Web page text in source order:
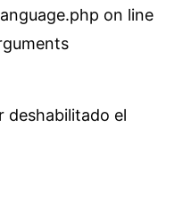
on line
deshabilitado el